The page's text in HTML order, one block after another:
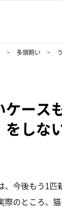
多頭飼い
ケー
をし
、今後もう1
のところ、